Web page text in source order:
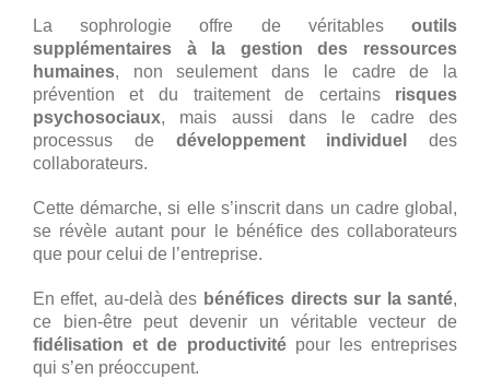
La sophrologie offre de véritablesoutils
supplémentaires à la gestion des ressources
humaines, non seulement dans le cadre de la
prévention et du traitement de certains risques
psychosociaux, mais aussi dans le cadre des
processus de développement individuel
des
collaborateurs.
Cette démarche, si elle s’inscrit dans un cadre global,
se révèle autant pour le bénéfice des collaborateurs
que pour celui de l’entreprise.
En effet, au-delà des bénéfices directs sur la santé,
ce bien-être peut devenir un véritable vecteur de
fidélisation et de productivitépour les entreprises
qui s’en préoccupent.